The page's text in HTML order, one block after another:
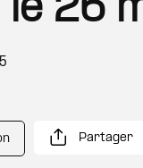
26
Partager